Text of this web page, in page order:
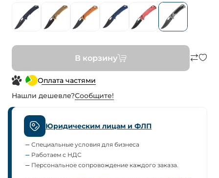
В корзину
Оплата частями
Нашли дешевле?Сообщите!
Юридическим лицам и ФЛП
Специальные условия для бизнеса
Работаем с НДС
Персональное сопровождение каждого заказа.